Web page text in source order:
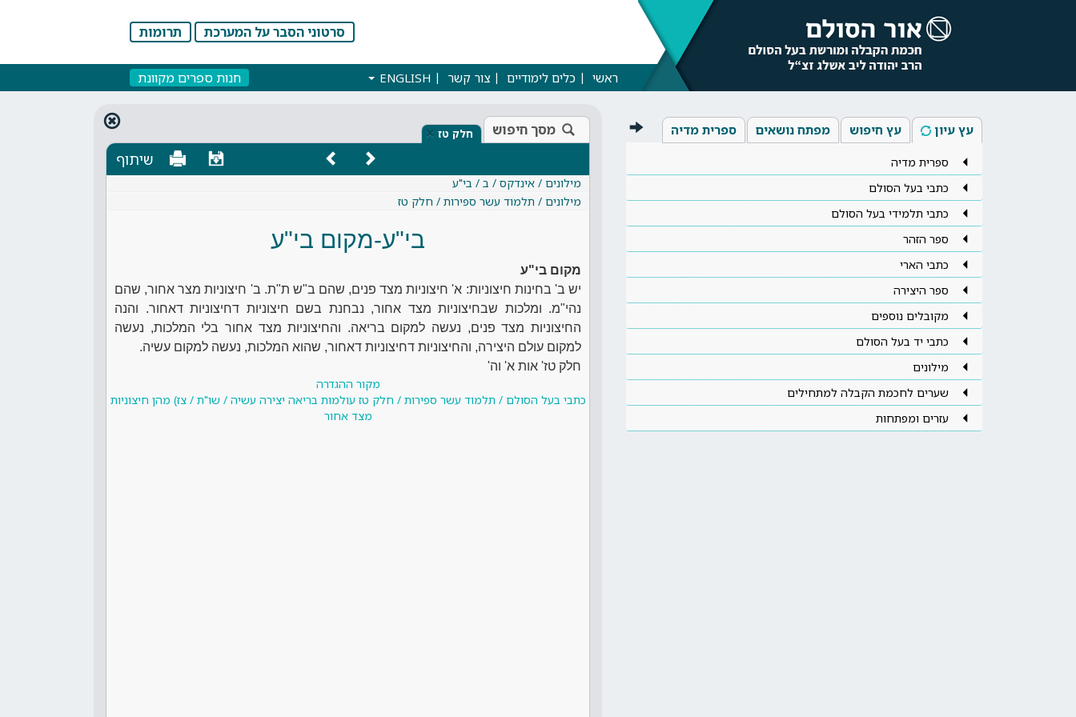
סרטוני הסבר על המערכת תרומות
ראשי כלים לימודיים צור קשר ENGLISH חנות ספרים מקוונת
עץ עיון עץ חיפוש מפתח נושאים ספרית מדיה
ספרית מדיה
כתבי בעל הסולם
כתבי תלמידי בעל הסולם
ספר הזהר
כתבי הארי
ספר היצירה
מקובלים נוספים
כתבי יד בעל הסולם
מילונים
שערים לחכמת הקבלה למתחילים
עזרים ומפתחות
מסך חיפוש חלק טז ×
שיתוף
מילונים / אינדקס / ב / בי"ע
מילונים / תלמוד עשר ספירות / חלק טז
בי"ע-מקום בי"ע
מקום בי"ע
יש ב' בחינות חיצוניות: א' חיצוניות מצד פנים, שהם ב"ש ת"ת. ב' חיצוניות מצר אחור, שהם
נהי"מ. ומלכות שבחיצוניות מצד אחור, נבחנת בשם חיצוניות דחיצוניות דאחור. והנה
החיצוניות מצד פנים, נעשה למקום בריאה. והחיצוניות מצד אחור בלי המלכות, נעשה
למקום עולם היצירה, והחיצוניות דחיצוניות דאחור, שהוא המלכות, נעשה למקום עשיה.
חלק טז' אות א' וה'
מקור ההגדרה
כתבי בעל הסולם / תלמוד עשר ספירות / חלק טז עולמות בריאה יצירה עשיה / שו"ת / צז) מהן חיצוניות
מצד אחור